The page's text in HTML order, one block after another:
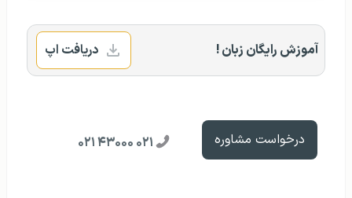
آموزش رایگان زبان ! دریافت اپ
درخواست مشاوره ۰۲۱ ۴۳۰۰۰ ۰۲۱